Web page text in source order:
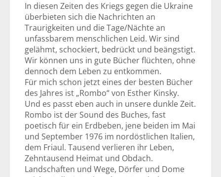
In diesen Zeiten des Kriegs gegen die Ukraine
überbieten sich die Nachrichten an
Traurigkeiten und die Tage/Nächte an
unfassbarem menschlichen Leid. Wir sind
gelähmt, schockiert, bedrückt und beängstigt.
Wir können uns in gute Bücher flüchten, ohne
dennoch dem Leben zu entkommen.
Für mich schon jetzt eines der besten Bücher
des Jahres ist „Rombo“ von Esther Kinsky.
Und es passt eben auch in unsere dunkle Zeit.
Rombo ist der Sound des Buches, fast
poetisch für ein Erdbeben, jene beiden im Mai
und September 1976 im nordöstlichen Italien,
dem Friaul. Tausend verlieren ihr Leben,
Zehntausend Heimat und Obdach.
Landschaften und Wege, Dörfer und Dome